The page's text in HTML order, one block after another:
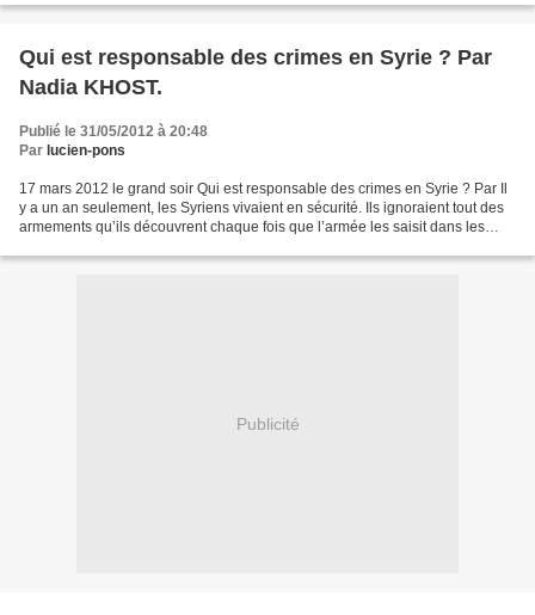
Qui est responsable des crimes en Syrie ? Par
Nadia KHOST.
Publié le 31/05/2012 à 20:48
Par lucien-pons
17 mars 2012 le grand soir Qui est responsable des crimes en Syrie ? Par Il
y a un an seulement, les Syriens vivaient en sécurité. Ils ignoraient tout des
armements qu’ils découvrent chaque fois que l’armée les saisit dans les
Publicité